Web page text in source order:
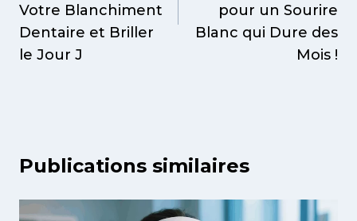
Votre Blanchiment
Dentaire et Briller
le Jour J
pour un Sourire
Blanc qui Dure des
Mois !
Publications similaires